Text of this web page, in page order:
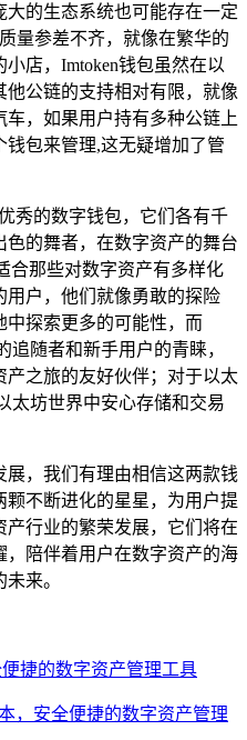
的生态系统也可能存在一定
量参差不齐，就像在繁华的
店，Imtoken钱包虽然在以
公链的支持相对有限，就像
，如果用户持有多种公链上
包来管理,这无疑增加了管
秀的数字钱包，它们各有千
的舞者，在数字资产的舞台
合那些对数字资产有多样化
用户，他们就像勇敢的探险
中探索更多的可能性，而
追随者和新手用户的青睐，
之旅的友好伙伴；对于以太
太坊世界中安心存储和交易
展，我们有理由相信这两款钱
不断进化的星星，为用户提
行业的繁荣发展，它们将在
陪伴着用户在数字资产的海
来。
捷的数字资产管理工具
，安全便捷的数字资产管理